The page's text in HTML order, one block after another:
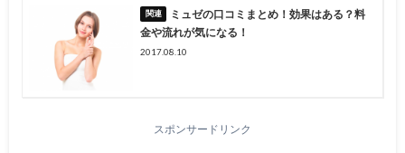
ミュゼの口コミまとめ！効果はある？料
金や流れが気になる！
2017.08.10
スポンサードリンク